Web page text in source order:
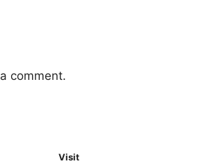
comment.
Visit